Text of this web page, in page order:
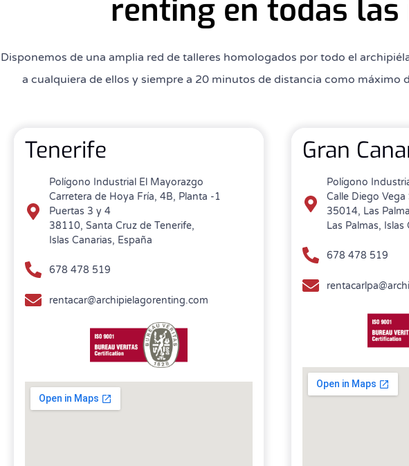
renting en todas las
Disponemos de una amplia red de talleres homologados por todo el
a cualquiera de ellos y siempre a 20 minutos de distancia como máximo
Tenerife
Polígono Industrial El Mayorazgo
Carretera de Hoya Fría, 4B, Planta -1
Puertas 3 y 4
38110, Santa Cruz de Tenerife,
Islas Canarias, España
678 478 519
rentacar@archipielagorenting.com
Gran
Polígono
Calle Diego
35014, Las
Las Palmas, Islas
678 478 519